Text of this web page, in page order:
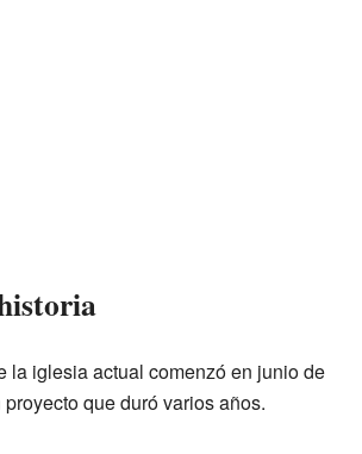
la iglesia actual comenzó en junio de
que duró varios años.